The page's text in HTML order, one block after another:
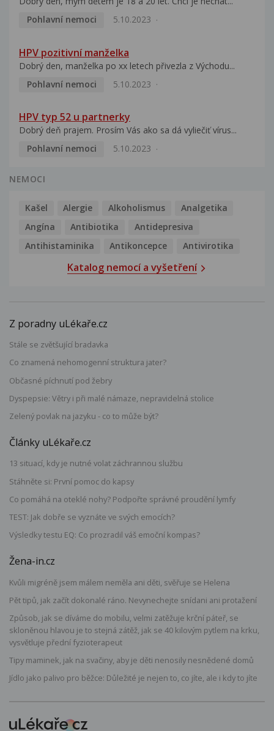
Pohlavní nemoci
5.10.2023
HPV pozitivní manželka
Dobrý den, manželka po xx letech přivezla z Východu...
Pohlavní nemoci
5.10.2023
HPV typ 52 u partnerky
Dobrý deň prajem. Prosím Vás ako sa dá vyliečiť vírus...
Pohlavní nemoci
5.10.2023
NEMOCI
Kašel Alergie Alkoholismus
Analgetika
Angína
Antibiotika
Antidepresiva
Antihistaminika
Antikoncepce Antivirotika
Katalog nemocí a vyšetření
Z poradny uLékaře.cz
Stále se zvětšující bradavka
Co znamená nehomogenní struktura jater?
Občasné píchnutí pod žebry
Dyspepsie: Větry i při malé námaze, nepravidelná stolice
Zelený povlak na jazyku - co to může být?
Články uLékaře.cz
13 situací, kdy je nutné volat záchrannou službu
Stáhněte si: První pomoc do kapsy
Co pomáhá na oteklé nohy? Podpořte správné proudění lymfy
TEST: Jak dobře se vyznáte ve svých emocích?
Výsledky testu EQ: Co prozradil váš emoční kompas?
Žena-in.cz
Kvůli migréně jsem málem neměla ani děti, svěřuje se Helena
Pět tipů, jak začít dokonalé ráno. Nevynechejte snídani ani protažení
Způsob, jak se díváme do mobilu, velmi zatěžuje krční páteř, se
skloněnou hlavou je to stejná zátěž, jak se 40 kilovým pytlem na krku,
vysvětluje přední fyzioterapeut
Tipy maminek, jak na svačiny, aby je děti nenosily nesnědené domů
Jídlo jako palivo pro běžce: Důležité je nejen to, co jíte, ale i kdy to jíte